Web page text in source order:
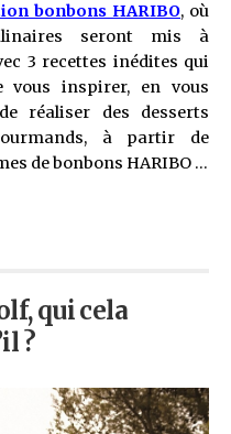
bonbons HARIBO, où
seront mis à
3 recettes inédites qui
vous inspirer, en vous
réaliser des desserts
à partir de
de bonbons HARIBO …
qui cela
?